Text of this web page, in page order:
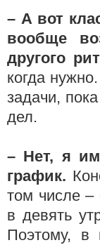
– А вот
вообще
другого
когда
задачи,
дел.
– Нет, я
график.
том числе –
в девять
Поэтому, в